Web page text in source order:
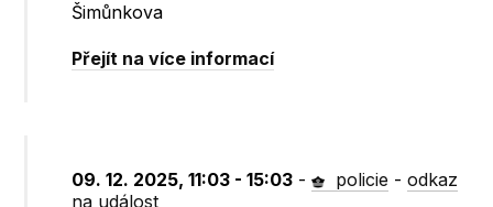
Šimůnkova
Přejít na více informací
09. 12. 2025, 11:03 - 15:03 - policie -odkaz
na událost